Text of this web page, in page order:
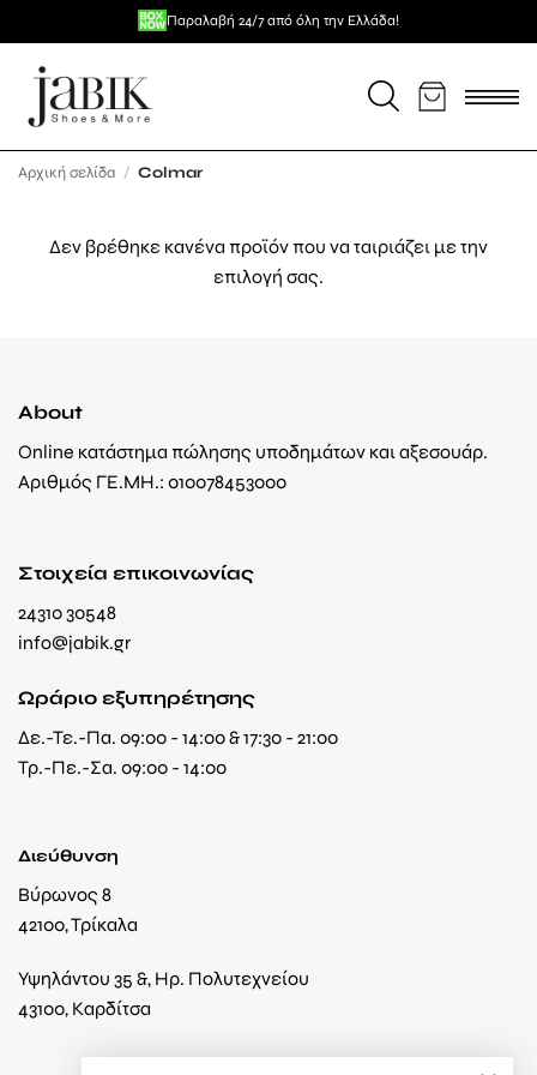
στο
περιεχόμενο
Παραλαβή 24/7 από όλη την Ελλάδα!
Πλήρωσε ευέλικτα με σε 3 άτοκες δόσεις!
Επιπλέον -5% για πληρωμή με κάρτα / κατάθεση
Δωρεάν μεταφορικά για αγορές άνω των 59€
Αρχική σελίδα / Colmar
Δεν βρέθηκε κανένα προϊόν που να ταιριάζει με την
επιλογή σας.
About
Online κατάστημα πώλησης υποδημάτων και αξεσουάρ.
Αριθμός ΓΕ.ΜΗ.: 010078453000
Στοιχεία επικοινωνίας
24310 30548
info@jabik.gr
Ωράριο εξυπηρέτησης
Δε.-Τε.-Πα. 09:00 - 14:00 & 17:30 - 21:00
Τρ.-Πε.-Σα. 09:00 - 14:00
Διεύθυνση
Βύρωνος 8
42100, Τρίκαλα
Υψηλάντου 35 &, Ηρ. Πολυτεχνείου
43100, Καρδίτσα